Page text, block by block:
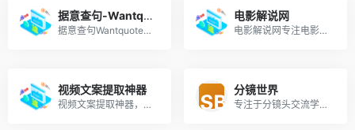
据意查句-Wantquotes
据意查句Wantquotes可以根据你输入描述的意思来查找相应的名言名句、古诗文类名句、现代名句等。
电影解说网
电影解说网专注电影影评与电影解说文案，每天更新大量电影解说素材资源以及抖音文案，打造具有特色的电影解说视频文案的网站！
视频文案提取神器
视频文案提取神器，抖音文案提取工具，录音转文字。
分镜世界
专注于分镜头交流学习以及分镜资源的收集分享